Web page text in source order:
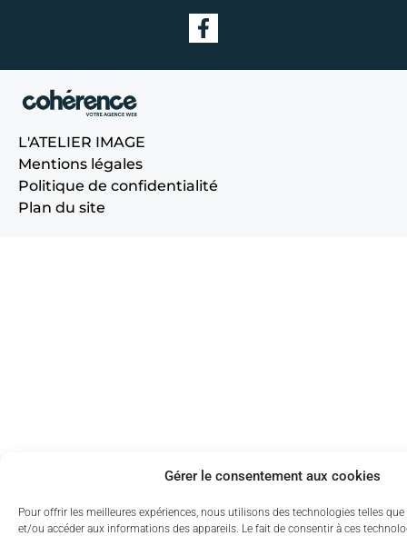
Gérer le consentement aux cookies
Pour offrir les meilleures expériences, nous utilisons des technologies telles
et/ou accéder aux informations des appareils. Le fait de consentir à ces
L'ATELIER IMAGE
Mentions légales
Politique de confidentialité
Plan du site